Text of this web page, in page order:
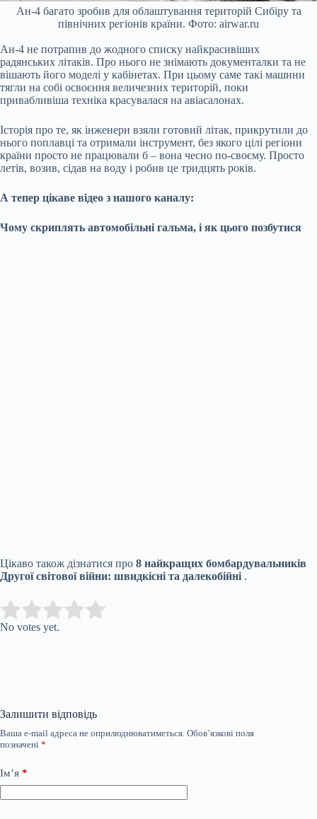
Ан-4 багато зробив для облаштування територій Сибіру та
північних регіонів країни. Фото: airwar.ru
Ан-4 не потрапив до жодного списку найкрасивіших
радянських літаків. Про нього не знімають документалки та не
вішають його моделі у кабінетах. При цьому саме такі машини
тягли на собі освоєння величезних територій, поки
привабливіша техніка красувалася на авіасалонах.
Історія про те, як інженери взяли готовий літак, прикрутили до
нього поплавці та отримали інструмент, без якого цілі регіони
країни просто не працювали б – вона чесно по-своєму. Просто
летів, возив, сідав на воду і робив це тридцять років.
А тепер цікаве відео з нашого каналу:
Чому скриплять автомобільні гальма, і як цього позбутися
Цікаво також дізнатися про 8 найкращих бомбардувальників
Другої світової війни: швидкісні та далекобійні .
Rate this item:
No votes yet.
Залишити відповідь
Ваша e-mail адреса не оприлюднюватиметься. Обов’язкові поля
позначені *
Ім’я *